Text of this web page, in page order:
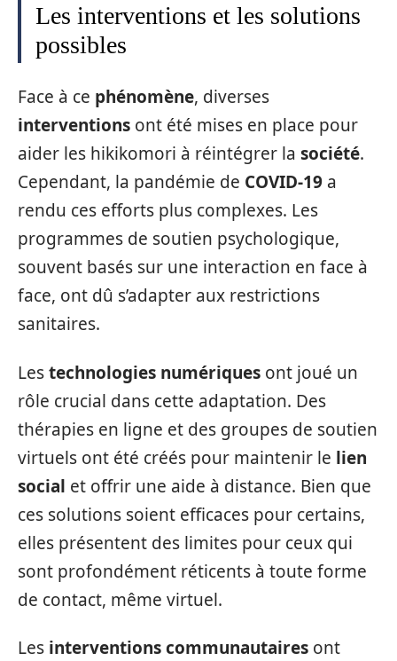
Les interventions et les solutions
possibles
Face à ce phénomène, diverses
interventions ont été mises en place pour
aider les hikikomori à réintégrer la société.
Cependant, la pandémie de COVID-19 a
rendu ces efforts plus complexes. Les
programmes de soutien psychologique,
souvent basés sur une interaction en face à
face, ont dû s’adapter aux restrictions
sanitaires.
Lestechnologies numériques ont joué un
rôle crucial dans cette adaptation. Des
thérapies en ligne et des groupes de soutien
virtuels ont été créés pour maintenir le lien
social et offrir une aide à distance. Bien que
ces solutions soient efficaces pour certains,
elles présentent des limites pour ceux qui
sont profondément réticents à toute forme
de contact, même virtuel.
Les interventions communautaires ont